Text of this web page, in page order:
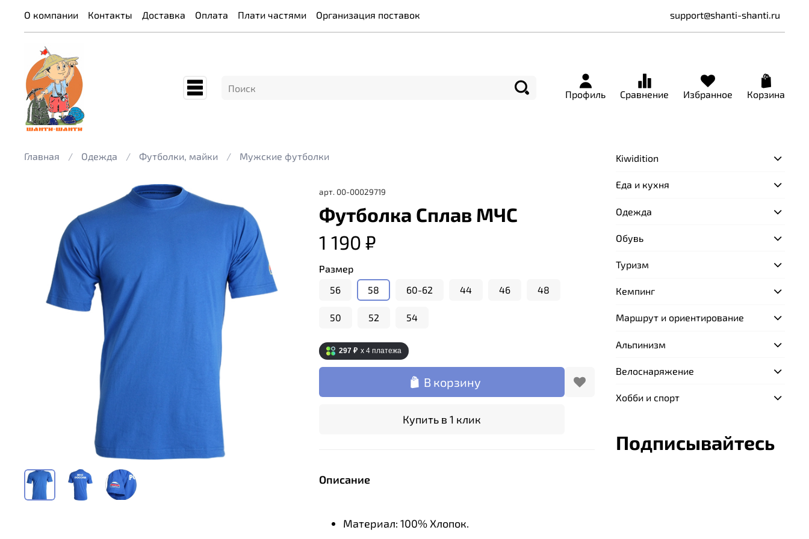
О компании Контакты Доставка Оплата Плати частями Организация поставок support@shanti-shanti.ru
Профиль Сравнение Избранное Корзина
Главная Одежда Футболки, майки Мужские футболки
арт. 00-00029719
Футболка Сплав МЧС
1 190 ₽
Размер
56
58 60-62 44 46 48
50 52 54
297 ₽ x 4 платежа
В корзину
Купить в 1 клик
Описание
Материал: 100% Хлопок.
Kiwidition
Еда и кухня
Одежда
Обувь
Туризм
Кемпинг
Маршрут и ориентирование
Альпинизм
Велоснаряжение
Хобби и спорт
Подписывайтесь